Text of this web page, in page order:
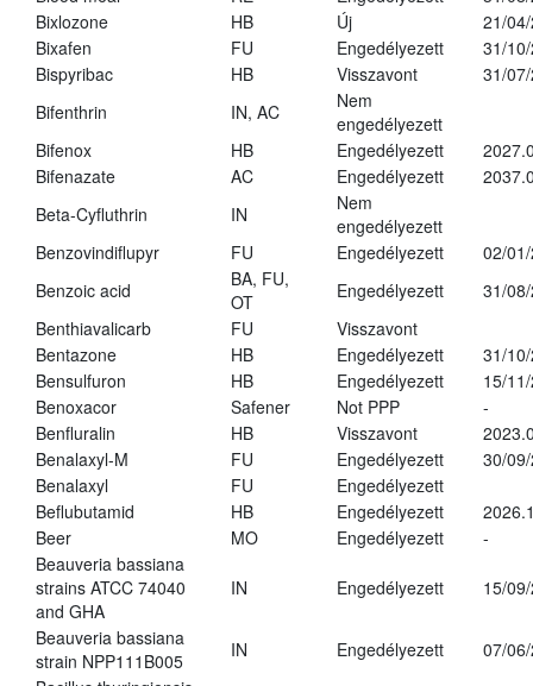
Bixlozone
HB Új
21/
Bixafen
FU Engedélyezett
31/
Bispyribac
HB Visszavont
31/
Bifenthrin
IN, AC
Nem
engedélyezett
Bifenox
HB Engedélyezett
Bifenazate
AC Engedélyezett
Beta-Cyfluthrin
IN
Nem
engedélyezett
Benzovindiflupyr
FU Engedélyezett
02/
Benzoic acid
BA, FU,
OT
Engedélyezett
31/
Benthiavalicarb
FU
Visszavont
Bentazone
HB Engedélyezett
31/
Bensulfuron
HB Engedélyezett
15/
Benoxacor
Safener Not PPP
-
Benfluralin
HB Visszavont
Benalaxyl-M
FU Engedélyezett
30/
Benalaxyl
FU
Engedélyezett
Beflubutamid
HB Engedélyezett
Beer
MO Engedélyezett
-
Beauveria bassiana
strains ATCC 74040
and GHA
IN Engedélyezett 15/
Beauveria bassiana
strain NPP111B005
IN Engedélyezett
07/